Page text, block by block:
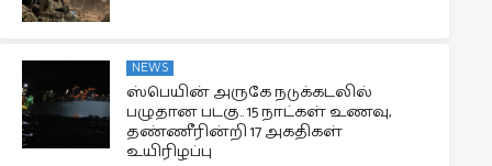
NEWS
ஸ்பெயின் அருகே நடுக்கடலில்
பழுதான படகு.. 15 நாட்கள் உணவு,
தண்ணீரின்றி 17 அகதிகள்
உயிரிழப்பு